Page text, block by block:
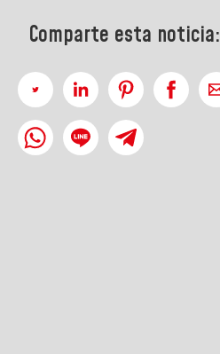
Comparte esta noticia: